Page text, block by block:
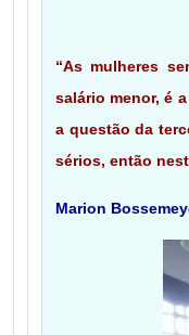
“As mulheres
salário menor, é
a questão da
sérios, então
Marion